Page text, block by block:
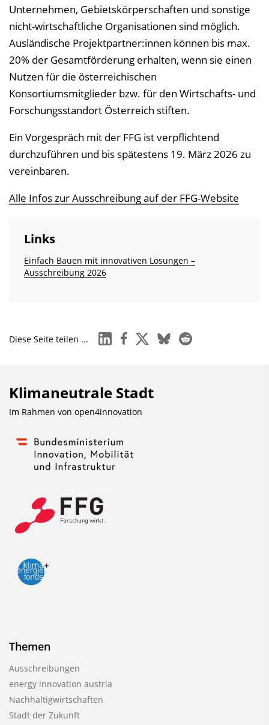
Unternehmen, Gebietskörperschaften und sonstige
nicht-wirtschaftliche Organisationen sind möglich.
Ausländische Projektpartner:innen können bis max.
20% der Gesamtförderung erhalten, wenn sie einen
Nutzen für die österreichischen
Konsortiumsmitglieder bzw. für den Wirtschafts- und
Forschungsstandort Österreich stiften.
Ein Vorgespräch mit der FFG ist verpflichtend
durchzuführen und bis spätestens 19. März 2026 zu
vereinbaren.
Alle Infos zur Ausschreibung auf der FFG-Website
Links
Einfach Bauen mit innovativen Lösungen –
Ausschreibung 2026
Diese Seite teilen ... linkedinfacebook
x blueskyreddit
Klimaneutrale Stadt
Im Rahmen von open4innovation
Themen
Ausschreibungen
energy innovation austria
Nachhaltigwirtschaften
Stadt der Zukunft